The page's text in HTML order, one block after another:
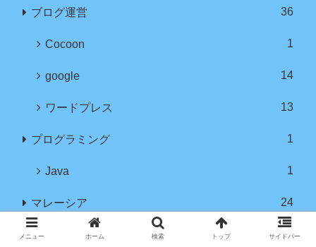
ブログ運営 36
Cocoon 1
google 14
ワードプレス 13
プログラミング 1
Java 1
マレーシア 24
クアラルンプール 12
メニュー ホーム 検索 トップ サイドバー